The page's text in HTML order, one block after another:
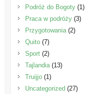
Podróż do Bogoty(1)
Praca w podróży(3)
Przygotowania(2)
Quito(7)
Sport(2)
Tajlandia(13)
Truijjo(1)
Uncategorized (27)